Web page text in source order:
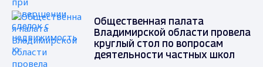
Общественная палата
Владимирской области провела
круглый стол по вопросам
деятельности частных школ